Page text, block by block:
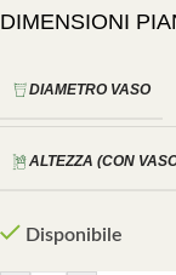
DIMENSIONI
DIAMETRO VASO
ALTEZZA (CON
Disponibile